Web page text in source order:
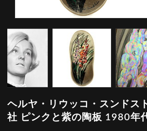
ヘルヤ・リウッコ・スンドス
社 ピンクと紫の陶板 1980年